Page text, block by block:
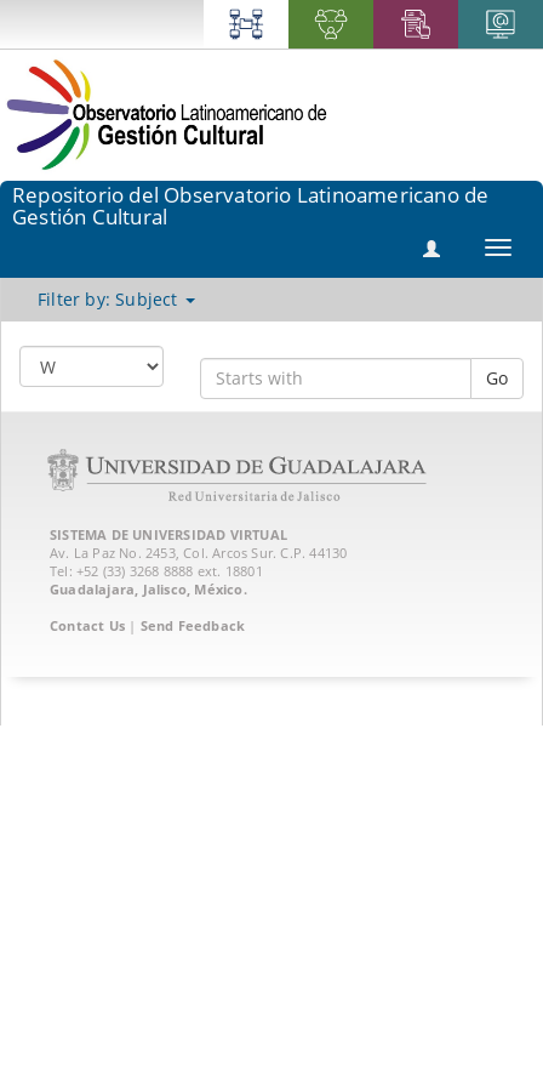
Repositorio del Observatorio Latinoamericano de
Gestión Cultural
Filter by: Subject
Go
SISTEMA DE UNIVERSIDAD VIRTUAL
Av. La Paz No. 2453, Col. Arcos Sur. C.P. 44130
Tel: +52 (33) 3268 8888‏ ext. 18801
Guadalajara, Jalisco, México.
Contact Us | Send Feedback